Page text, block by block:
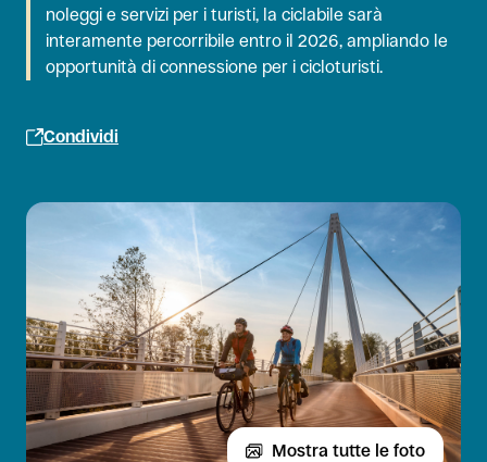
noleggi e servizi per i turisti, la ciclabile sarà
interamente percorribile entro il 2026, ampliando le
opportunità di connessione per i cicloturisti.
Condividi
Mostra tutte le foto